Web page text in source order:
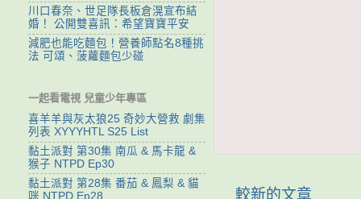
較新的文章
川口春奈、世足隊長板倉滉宣布結
婚！ 公開雙喜訊：希望寶寶平安
減肥也能吃麵包！營養師點名8種挑
法 可頌、菠蘿麵包少碰
一起看電視 兒童少年專區
喜羊羊與灰太狼25 奇妙大營救 劇集
列表 XYYYHTL S25 List
黏土派對 第30集 南瓜 & 馬卡龍 &
猴子 NTPD Ep30
黏土派對 第28集 番茄 & 鳳梨 & 貓
咪 NTPD Ep28